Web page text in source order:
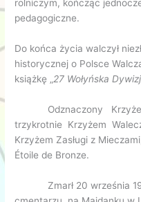
rolniczym, kończąc
pedagogiczne.
Do końca życia walczył
historycznej o Polsce
książkę „ 27 Wołyńska
Odznaczony
trzykrotnie Krzyżem
Krzyżem Zasługi z
Étoile de Bronze.
Zmarł 20 września